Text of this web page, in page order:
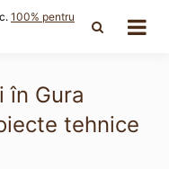
100% pentru
în Gura
tehnice